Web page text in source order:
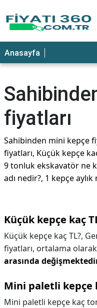
Anasayfa
fiyatları
Sahibinden mini kepçe
fiyatları, Küçük kepçe
9 tonluk ekskavatör ne
adı nedir?, 1 kepçe
Küçük kepçe kaç
Küçük kepçe kaç TL?,
fiyatları, ortalama olarak
arasında
Mini paletli kepçe
Mini paletli kepçe kaç